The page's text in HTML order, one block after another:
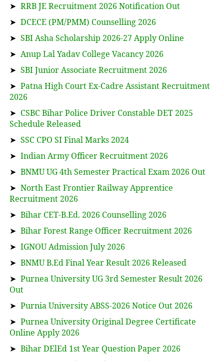
➤ RRB JE Recruitment 2026 Notification Out
➤ DCECE (PM/PMM) Counselling 2026
➤ SBI Asha Scholarship 2026-27 Apply Online
➤ Anup Lal Yadav College Vacancy 2026
➤ SBI Junior Associate Recruitment 2026
➤ Patna High Court Ex-Cadre Assistant Recruitment
2026
➤ CSBC Bihar Police Driver Constable DET 2025
Schedule Released
➤ SSC CPO SI Final Marks 2024
➤ Indian Army Officer Recruitment 2026
➤ BNMU UG 4th Semester Practical Exam 2026 Out
➤ North East Frontier Railway Apprentice
Recruitment 2026
➤ Bihar CET-B.Ed. 2026 Counselling 2026
➤ Bihar Forest Range Officer Recruitment 2026
➤ IGNOU Admission July 2026
➤ BNMU B.Ed Final Year Result 2026 Released
➤ Purnea University UG 3rd Semester Result 2026
Out
➤ Purnia University ABSS-2026 Notice Out 2026
➤ Purnea University Original Degree Certificate
Online Apply 2026
➤ Bihar DElEd 1st Year Question Paper 2026